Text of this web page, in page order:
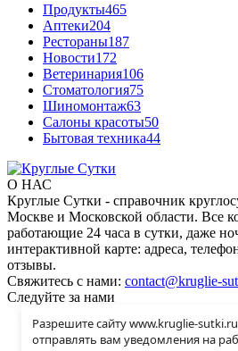
Разрешите сайту www.kruglie-sutki.ru
отправлять вам уведомления на
Продукты465
Аптеки204
Рестораны187
Новости172
Ветеринария106
Стоматология75
Шиномонтаж63
Салоны красоты50
Бытовая техника44
О НАС
Круглые Сутки - справочник
Москве и Московской области. Все
работающие 24 часа в сутки, даже
интерактивной карте: адреса,
отзывы.
Свяжитесь с нами: contact@kruglie-
Следуйте за нами
Интересно
Контакты